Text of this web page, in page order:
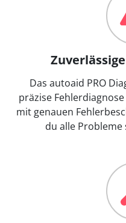
Das autoaid PRO
präzise
mit genauen
du alle